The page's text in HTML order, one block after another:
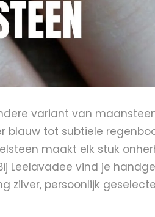
variant van
tot subtiele
maakt elk stuk
Leelavadee vind je
zilver, persoonlijk